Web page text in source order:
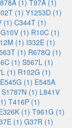
(1) T97A (1)
(1) Y1253D (1)
(1) C344T (1)
G10V (1) R10C (1)
(1) I332E (1)
(1) R678Q (1)
(1) S567L (1)
(1) R102G (1)
E545G (1) E545A
S1787N (1) L841V
T416P (1)
(1) T961G (1)
(1) G37R (1)